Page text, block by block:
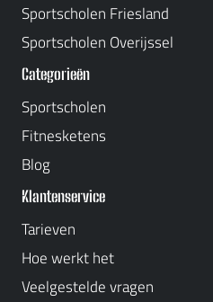
Sportscholen Friesland
Sportscholen Overijssel
Categorieën
Sportscholen
Fitnesketens
Blog
Klantenservice
Tarieven
Hoe werkt het
Veelgestelde vragen